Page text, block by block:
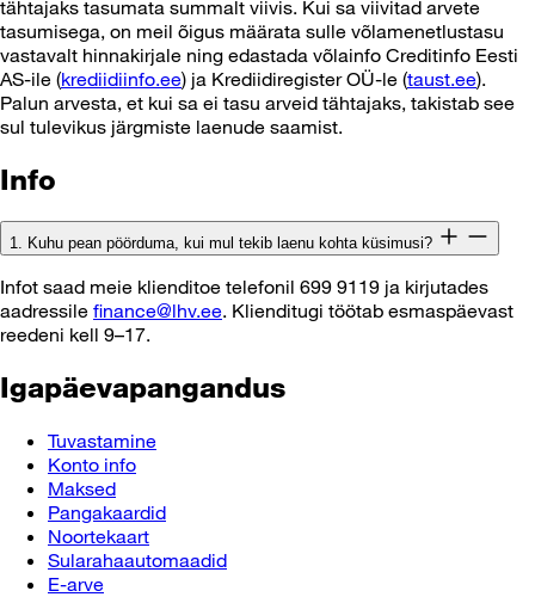
tähtajaks tasumata summalt viivis. Kui sa viivitad arvete
tasumisega, on meil õigus määrata sulle võlamenetlustasu
vastavalt hinnakirjale ning edastada võlainfo Creditinfo Eesti
AS-ile (krediidiinfo.ee) ja Krediidiregister OÜ-le (taust.ee).
Palun arvesta, et kui sa ei tasu arveid tähtajaks, takistab see
sul tulevikus järgmiste laenude saamist.
Info
1. Kuhu pean pöörduma, kui mul tekib laenu kohta küsimusi?
Infot saad meie klienditoe telefonil 699 9119 ja kirjutades
aadressile finance@lhv.ee. Klienditugi töötab esmaspäevast
reedeni kell 9–17.
Igapäevapangandus
Tuvastamine
Konto info
Maksed
Pangakaardid
Noortekaart
Sularahaautomaadid
E-arve